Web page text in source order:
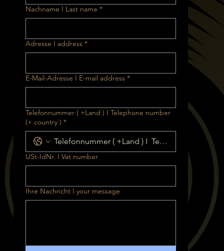
Nachname I Last name *
Adresse I address *
E-Mail-Adresse I E-mail address *
Telefonnummer ( +Land ) I Telephone number
(+ country ) *
USt-IdNr. I Vat number
Ihre Nachricht I your message